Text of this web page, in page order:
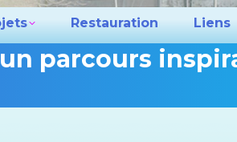
Restauration Liens
parcours